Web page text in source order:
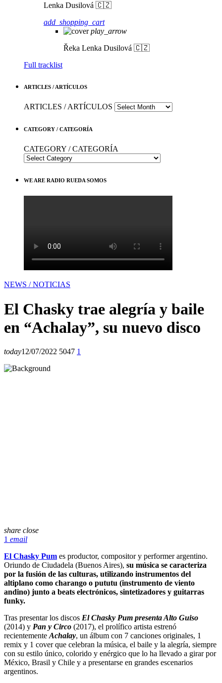
Lenka Dusilová 🇨🇿
add_shopping_cart
play_arrow
Řeka Lenka Dusilová 🇨🇿
Full tracklist
ARTICLES / ARTÍCULOS
ARTICLES / ARTÍCULOS
CATEGORY / CATEGORÍA
CATEGORY / CATEGORÍA
WE ARE RADIO RUEDA SOMOS
NEWS / NOTICIAS
El Chasky trae alegría y baile
en “Achalay”, su nuevo disco
today12/07/2022 5047 1
share close
1 email
El Chasky Pum es productor, compositor y performer argentino.
Oriundo de Ciudadela (Buenos Aires), su música se caracteriza
por la fusión de las culturas, utilizando instrumentos del
altiplano como charango o pututu (instrumento de viento
andino) junto a beats electrónicos, sintetizadores y guitarras
funky.
Tras presentar los discos El Chasky Pum presenta Alto Guiso
(2014) y Pan y Circo (2017), el prolífico artista estrenó
recientemente Achalay, un álbum con 7 canciones originales, 1
remix y 1 cover que celebran la música, el baile y la alegría, siempre
con su estilo único, colorido y enérgico que lo ha llevado a girar por
México, Brasil y Chile y a presentarse en grandes escenarios
argentinos.